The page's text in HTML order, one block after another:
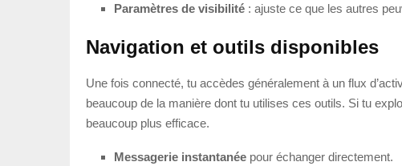
Paramètres de visibilité : ajuste ce que les autres
Navigation et outils disponibles
Une fois connecté, tu accèdes généralement à un flux
beaucoup de la manière dont tu utilises ces outils. Si tu
beaucoup plus efficace.
Messagerie instantanée pour échanger directement.